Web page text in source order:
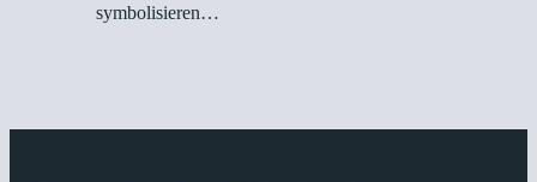
symbolisieren…